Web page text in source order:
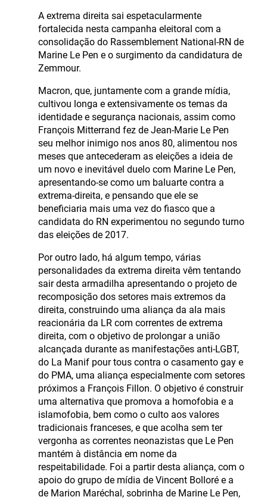
A extrema direita sai espetacularmente
fortalecida nesta campanha eleitoral com a
consolidação do Rassemblement National-RN de
Marine Le Pen e o surgimento da candidatura de
Zemmour.
Macron, que, juntamente com a grande mídia,
cultivou longa e extensivamente os temas da
identidade e segurança nacionais, assim como
François Mitterrand fez de Jean-Marie Le Pen
seu melhor inimigo nos anos 80, alimentou nos
meses que antecederam as eleições a ideia de
um novo e inevitável duelo com Marine Le Pen,
apresentando-se como um baluarte contra a
extrema-direita, e pensando que ele se
beneficiaria mais uma vez do fiasco que a
candidata do RN experimentou no segundo turno
das eleições de 2017.
Por outro lado, há algum tempo, várias
personalidades da extrema direita vêm tentando
sair desta armadilha apresentando o projeto de
recomposição dos setores mais extremos da
direita, construindo uma aliança da ala mais
reacionária da LR com correntes de extrema
direita, com o objetivo de prolongar a união
alcançada durante as manifestações anti-LGBT,
do La Manif pour tous contra o casamento gay e
do PMA, uma aliança especialmente com setores
próximos a François Fillon. O objetivo é construir
uma alternativa que promova a homofobia e a
islamofobia, bem como o culto aos valores
tradicionais franceses, e que acolha sem ter
vergonha as correntes neonazistas que Le Pen
mantém à distância em nome da
respeitabilidade. Foi a partir desta aliança, com o
apoio do grupo de mídia de Vincent Bolloré e a
de Marion Maréchal, sobrinha de Marine Le Pen,